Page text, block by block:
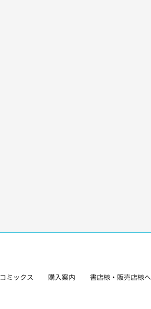
コミックス 購入案内 書店様・販売店様へ